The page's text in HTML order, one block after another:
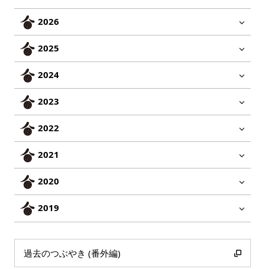
2026
2025
2024
2023
2022
2021
2020
2019
過去のつぶやき (番外編)